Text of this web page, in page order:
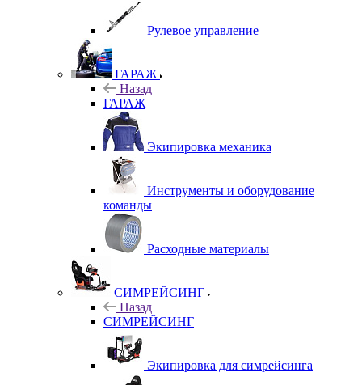
Рулевое управление
ГАРАЖ
Назад
ГАРАЖ
Экипировка механика
Инструменты и оборудование
команды
Расходные материалы
СИМРЕЙСИНГ
Назад
СИМРЕЙСИНГ
Экипировка для симрейсинга